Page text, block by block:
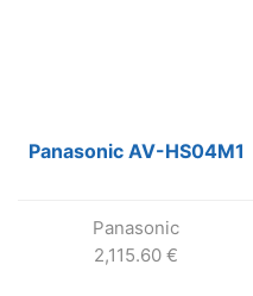
Panasonic AV-HS04M1
Panasonic
2,115.60 €